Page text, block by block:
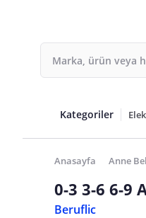
Kategoriler
Anasayfa Anne
0-3 3-6 6-9
Beruflic